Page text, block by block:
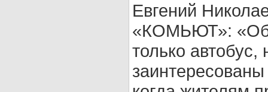
Евгений
«КОМЬЮТ»:
только